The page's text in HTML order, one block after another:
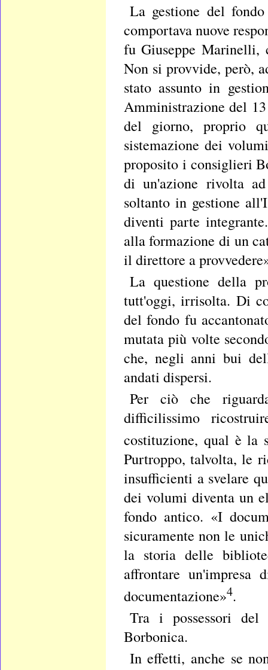
La gestione del
comportava nuove
fu Giuseppe Marinelli,
Non si provvide, però,
stato assunto in
Amministrazione del
del giorno, proprio
sistemazione dei
proposito i consiglieri
di un'azione rivolta
soltanto in gestione
diventi parte
alla formazione di un
il direttore a
La questione della
tutt'oggi, irrisolta. Di
del fondo fu
mutata più volte
che, negli anni bui
andati dispersi.
Per ciò che
difficilissimo
costituzione, qual è la
Purtroppo, talvolta, le
insufficienti a svelare
dei volumi diventa un
fondo antico. «I
sicuramente non le
la storia delle
affrontare un'impresa
documentazione»4.
Tra i possessori
Borbonica.
In effetti, anche se